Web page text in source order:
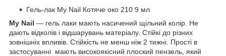
Гель-лак My Nail Котяче око 210 9 мл
My Nail ― гель лаки мають насичений щільний колір. Не
дають відколів і відшарувань матеріалу. Стійкі до різних
зовнішніх впливів. Стійкість не менш ніж 2 тижні. Прості в
застосуванні мають високоякісний плоский пензель, який